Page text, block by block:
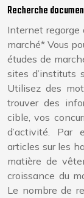
Recherche
Internet regorge
marché* Vous
études de
sites d’instituts
Utilisez des
trouver des
cible, vos
d’activité. Par
articles sur les
matière de
croissance du
Le nombre de